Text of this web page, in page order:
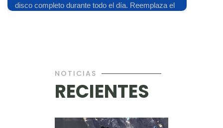
disco completo durante todo el día. Reemplaza el
NOTICIAS
RECIENTES